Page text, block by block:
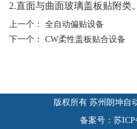
2.直面与曲面玻璃盖板贴附类。
上一个： 全自动偏贴设备
下一个： CW柔性盖板贴合设备
版权所有 苏州朗坤自
备案号：苏ICP